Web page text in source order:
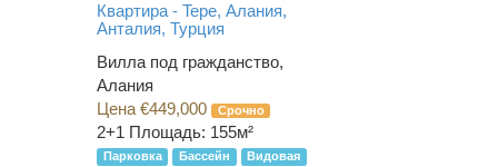
Квартира - Tepe, Алания,
Анталия, Турция
Вилла под гражданство,
Алания
Цена €449,000
Срочно
2+1 Площадь: 155м²
Парковка Бассейн
Видовая